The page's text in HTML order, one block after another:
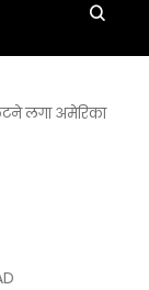
लगा अमेरिका